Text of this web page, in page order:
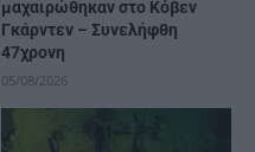
μαχαιρώθηκαν στο Κόβεν
Γκάρντεν – Συνελήφθη
47χρονη
05/08/2026